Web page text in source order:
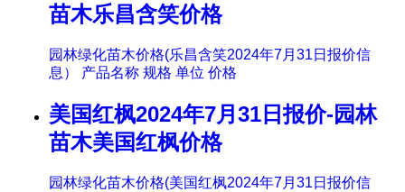
苗木乐昌含笑价格
园林绿化苗木价格(乐昌含笑2024年7月31日报价信
息） 产品名称 规格 单位 价格
美国红枫2024年7月31日报价-园林
苗木美国红枫价格
园林绿化苗木价格(美国红枫2024年7月31日报价信